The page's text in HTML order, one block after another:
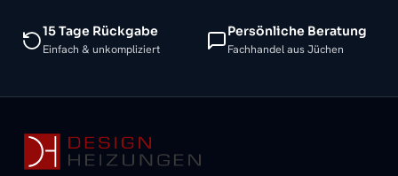
15 Tage Rückgabe
Einfach & unkompliziert
Persönliche Beratung
Fachhandel aus Jüchen